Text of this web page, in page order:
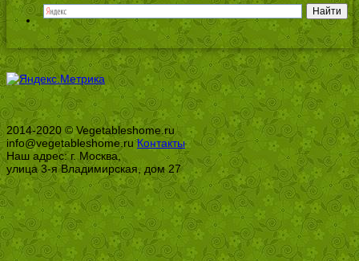
2014-2020 © Vegetableshome.ru
info@vegetableshome.ruКонтакты
Наш адрес: г. Москва,
улица 3-я Владимирская, дом 27